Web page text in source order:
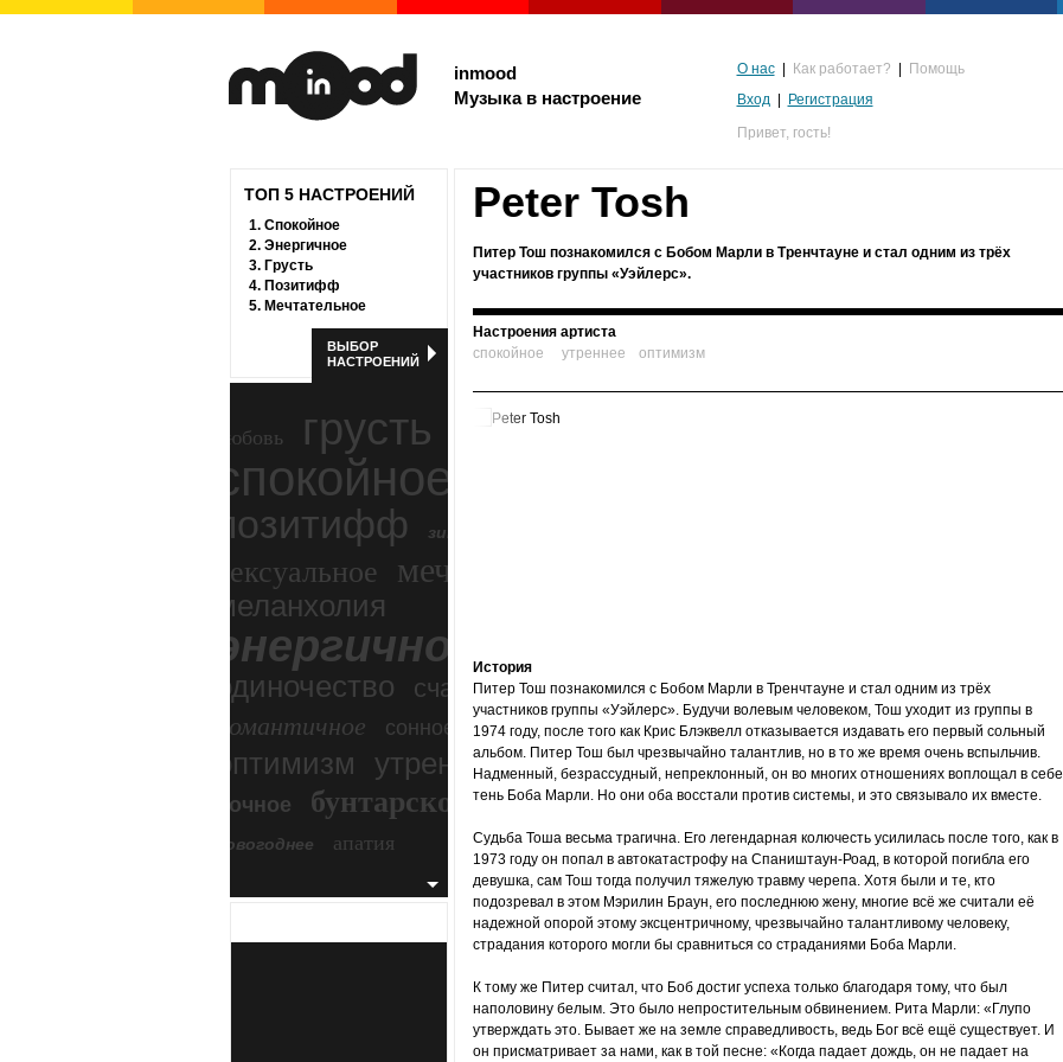
inmood
Музыка в настроение
О нас Как работает?
Помощь
Вход
Регистрация
Привет, гость!
ТОП 5 НАСТРОЕНИЙ
1. Спокойное
2. Энергичное
3. Грусть
4. Позитифф
5. Мечтательное
ВЫБОР
НАСТРОЕНИЙ
любовь грусть
спокойное
позитифф зимний экстрим
сексуальное мечтательное
меланхолия
энергичное
одиночество счастье
романтичное сонное
оптимизм утреннее злость
ночное бунтарское
беспокойное
новогоднее
апатия
Peter Tosh
Питер Тош познакомился с Бобом Марли в Тренчтауне и стал одним из трёх
участников группы «Уэйлерс».
Настроения артиста
спокойное
утреннее оптимизм
История
Питер Тош познакомился с Бобом Марли в Тренчтауне и стал одним из трёх
участников группы «Уэйлерс». Будучи волевым человеком, Тош уходит из группы в
1974 году, после того как Крис Блэквелл отказывается издавать его первый сольный
альбом. Питер Тош был чрезвычайно талантлив, но в то же время очень вспыльчив.
Надменный, безрассудный, непреклонный, он во многих отношениях воплощал в себе
тень Боба Марли. Но они оба восстали против системы, и это связывало их вместе.
Судьба Тоша весьма трагична. Его легендарная колючесть усилилась после того, как в
1973 году он попал в автокатастрофу на Спаништаун-Роад, в которой погибла его
девушка, сам Тош тогда получил тяжелую травму черепа. Хотя были и те, кто
подозревал в этом Мэрилин Браун, его последнюю жену, многие всё же считали её
надежной опорой этому эксцентричному, чрезвычайно талантливому человеку,
страдания которого могли бы сравниться со страданиями Боба Марли.
К тому же Питер считал, что Боб достиг успеха только благодаря тому, что был
наполовину белым. Это было непростительным обвинением. Рита Марли: «Глупо
утверждать это. Бывает же на земле справедливость, ведь Бог всё ещё существует. И
он присматривает за нами, как в той песне: «Когда падает дождь, он не падает на